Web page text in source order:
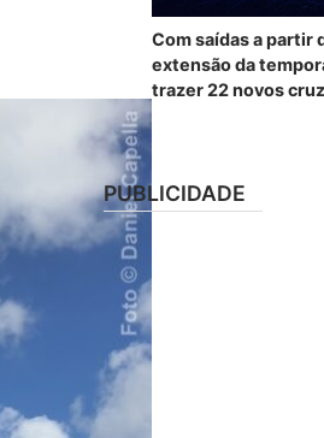
Com saídas a partir
extensão da
trazer 22 novos
PUBLICIDADE